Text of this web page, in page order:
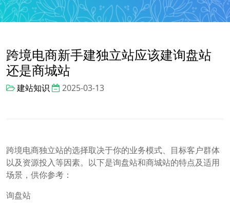
跨境电商新手建独立站应该建询盘站
还是商城站
建站知识 2025-03-13
跨境电商独立站的选择取决于你的业务模式、目标客户群体
以及资源投入等因素。以下是询盘站和商城站的特点及适用
场景，供你参考：
询盘站